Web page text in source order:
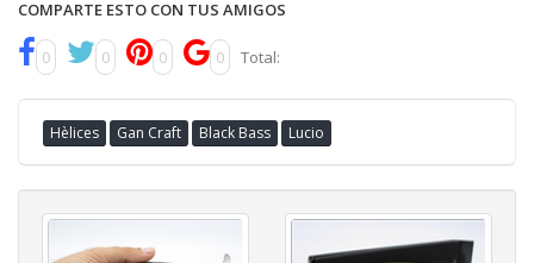
COMPARTE ESTO CON TUS AMIGOS
0 0 0 0 Total:
Hèlices Gan Craft Black Bass Lucio